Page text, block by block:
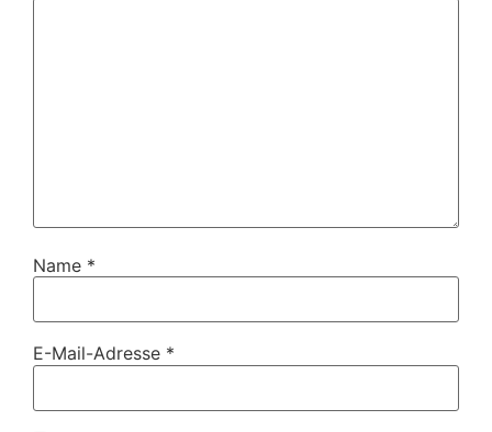
Name *
E-Mail-Adresse *